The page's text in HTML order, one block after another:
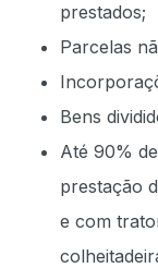
prestados;
Parcelas
Bens
Até 90%
prestação
e com